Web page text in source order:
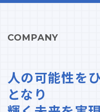
COMPANY
人の可能性を
となり